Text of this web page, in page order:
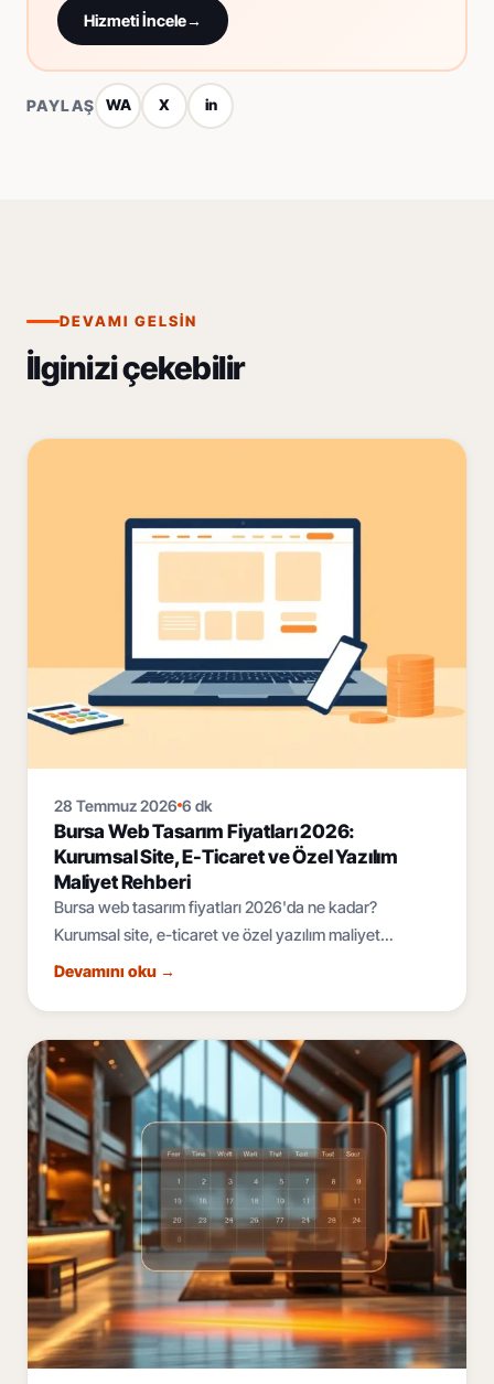
Hizmeti İncele→
PAYLAŞ WA X in
DEVAMI GELSIN
İlginizi çekebilir
28 Temmuz 2026 6 dk
Bursa Web Tasarım Fiyatları 2026:
Kurumsal Site, E-Ticaret ve Özel Yazılım
Maliyet Rehberi
Bursa web tasarım fiyatları 2026'da ne kadar?
Kurumsal site, e-ticaret ve özel yazılım maliyet
bantları, fiyatı belirleyen 6 faktör ve teklif rehberi.
Devamını oku →